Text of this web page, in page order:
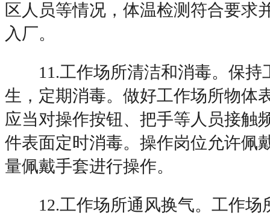
区人员等情况，体温检测符合要求
入厂。
11.工作场所清洁和消毒。保持
生，定期消毒。做好工作场所物体
应当对操作按钮、把手等人员接触
件表面定时消毒。操作岗位允许佩
量佩戴手套进行操作。
12.工作场所通风换气。工作场